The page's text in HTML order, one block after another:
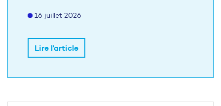
16 juillet 2026
Lire l'article